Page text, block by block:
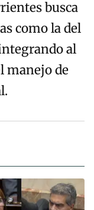
busca
como la del
al
manejo de